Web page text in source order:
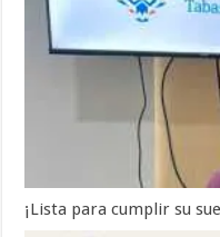
¡Lista para cumplir su